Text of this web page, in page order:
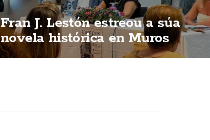
Fran J. Lestón estreou a súa
novela histórica en Muros